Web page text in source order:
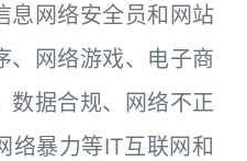
息网络安全员和网站
、网络游戏、电子商
数据合规、网络不正
络暴力等IT互联网和